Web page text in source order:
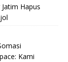
Hapus
Kami